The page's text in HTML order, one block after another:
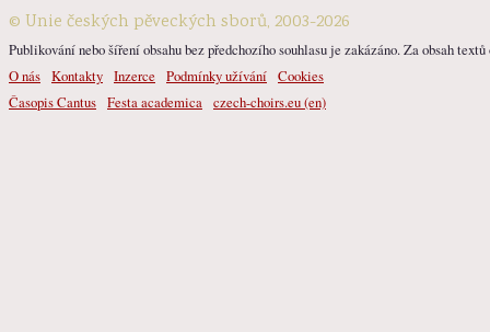
© Unie českých pěveckých sborů, 2003-2026
Publikování nebo šíření obsahu bez předchozího souhlasu je zakázáno. Za obsah
O nás Kontakty Inzerce Podmínky užívání Cookies
Časopis Cantus Festa academica czech-choirs.eu (en)